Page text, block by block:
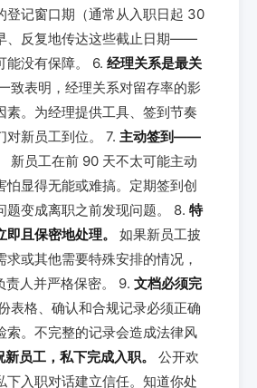
登记窗口期（通常从入职日起 30
、反复地传达这些截止日期——
能没有保障。 6. 经理关系是最关
致表明，经理关系对留存率的影
素。为经理提供工具、签到节奏
对新员工到位。 7. 主动签到——
新员工在前 90 天不太可能主动
怕显得无能或难搞。定期签到创
题变成离职之前发现问题。 8. 特
且保密地处理。
如果新员工披
求或其他需要特殊安排的情况，
责人并严格保密。 9. 文档必须完
表格、确认和合规记录必须正确
索。不完整的记录会造成法律风
员工，私下完成入职。
公开欢
下入职对话建立信任。知道你处